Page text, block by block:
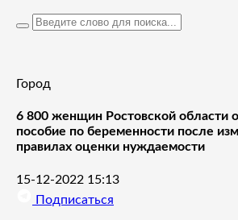
Город
6 800 женщин Ростовской области
пособие по беременности после
правилах оценки нуждаемости
15-12-2022 15:13
Подписаться